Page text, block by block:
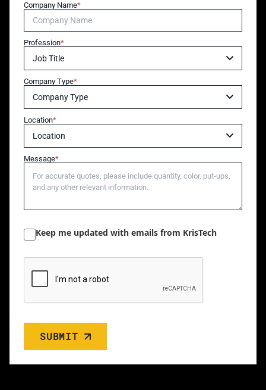
Company Name
Profession
Company Type
Location
Message
Keep me updated with emails from KrisTech
SUBMIT